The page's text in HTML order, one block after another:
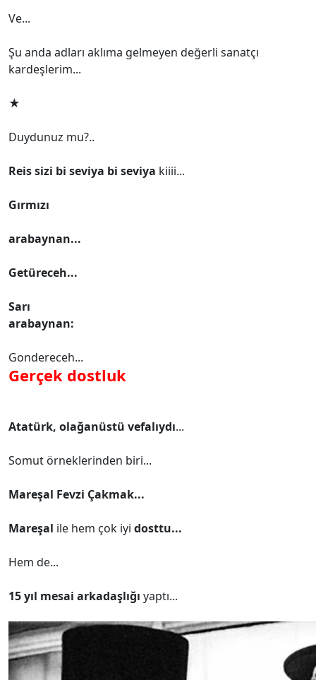
Ve...
Şu anda adları aklıma gelmeyen değerli sanatçı
kardeşlerim...
★
Duydunuz mu?..
Reis sizi bi seviya bi seviya kiiii...
Gırmızı
arabaynan...
Getüreceh...
Sarı
arabaynan:
Gondereceh...
Gerçek dostluk
Atatürk, olağanüstü vefalıydı...
Somut örneklerinden biri...
Mareşal Fevzi Çakmak...
Mareşal ile hem çok iyi dosttu...
Hem de...
15 yıl mesai arkadaşlığı yaptı...